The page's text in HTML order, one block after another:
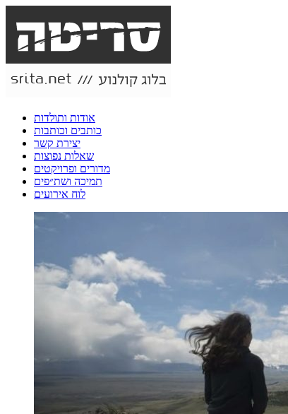
אודות ותולדות
כותבים וכותבות
יצירת קשר
שאלות נפוצות
מדורים ופרויקטים
תמיכה ושת״פים
לוח אירועים